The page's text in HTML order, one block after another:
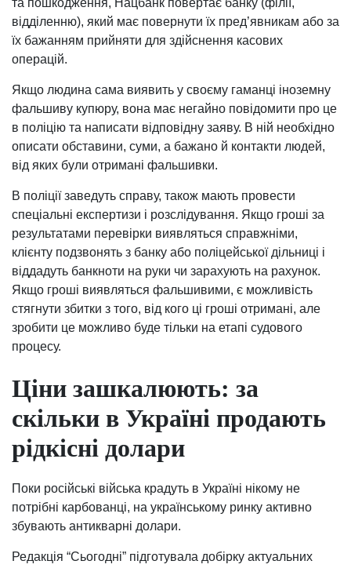
та пошкодження, Нацбанк повертає банку (філії,
відділенню), який має повернути їх пред’явникам або за
їх бажанням прийняти для здійснення касових
операцій.
Якщо людина сама виявить у своєму гаманці іноземну
фальшиву купюру, вона має негайно повідомити про це
в поліцію та написати відповідну заяву. В ній необхідно
описати обставини, суми, а бажано й контакти людей,
від яких були отримані фальшивки.
В поліції заведуть справу, також мають провести
спеціальні експертизи і розслідування. Якщо гроші за
результатами перевірки виявляться справжніми,
клієнту подзвонять з банку або поліцейської дільниці і
віддадуть банкноти на руки чи зарахують на рахунок.
Якщо гроші виявляться фальшивими, є можливість
стягнути збитки з того, від кого ці гроші отримані, але
зробити це можливо буде тільки на етапі судового
процесу.
Ціни зашкалюють: за
скільки в Україні продають
рідкісні долари
Поки російські війська крадуть в Україні нікому не
потрібні карбованці, на українському ринку активно
збувають антикварні долари.
Редакція “Сьогодні” підготувала добірку актуальних